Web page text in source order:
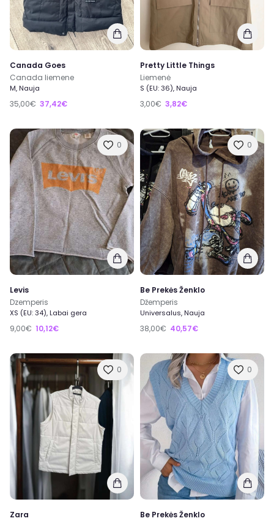
Canada Goes
Canada liemene
M, Nauja
35,00€ 37,42€
Pretty Little Things
Liemenė
S (EU: 36), Nauja
3,00€ 3,82€
0
Levis
Dzemperis
XS (EU: 34), Labai gera
9,00€ 10,12€
0
Be Prekės Ženklo
Džemperis
Universalus, Nauja
38,00€ 40,57€
0
Zara
0
Be Prekės Ženklo